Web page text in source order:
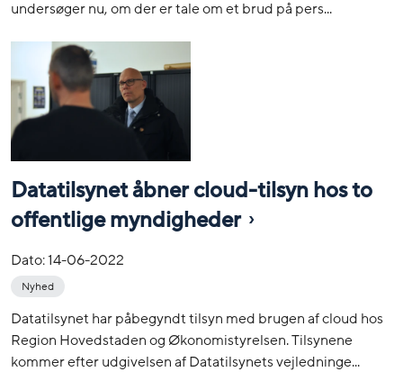
undersøger nu, om der er tale om et brud på pers...
Datatilsynet åbner cloud-tilsyn hos to
offentlige myndigheder
Dato:14-06-2022
Nyhed
Datatilsynet har påbegyndt tilsyn med brugen af cloud hos
Region Hovedstaden og Økonomistyrelsen. Tilsynene
kommer efter udgivelsen af Datatilsynets vejledninge...